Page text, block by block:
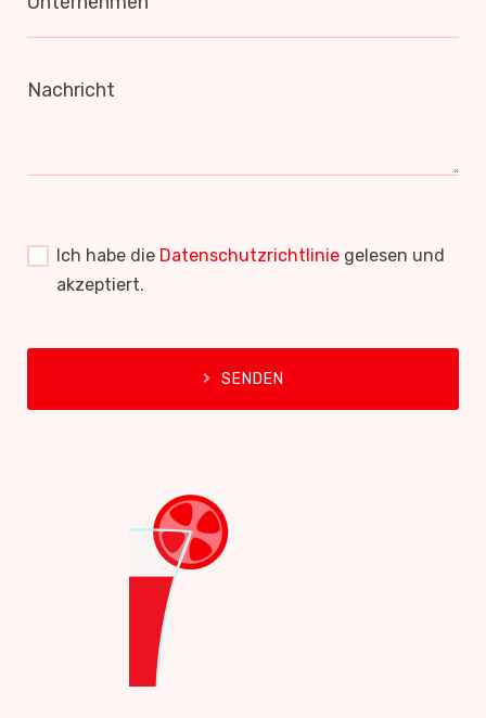
Nachricht
Ich habe die Datenschutzrichtlinie gelesen und
akzeptiert.
SENDEN